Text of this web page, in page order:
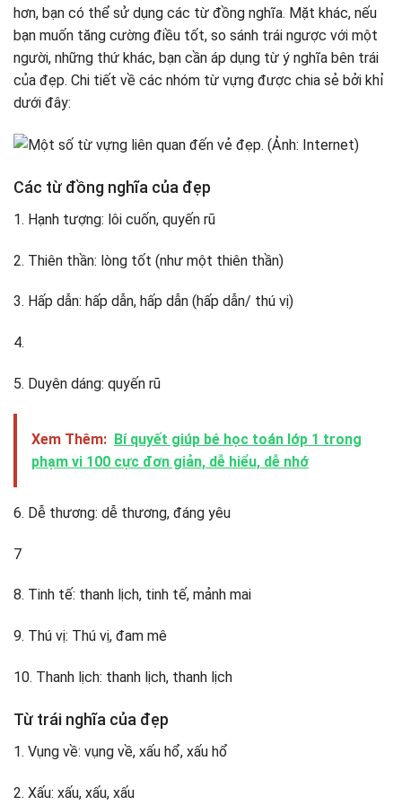
hơn, bạn có thể sử dụng các từ đồng nghĩa. Mặt khác, nếu
bạn muốn tăng cường điều tốt, so sánh trái ngược với một
người, những thứ khác, bạn cần áp dụng từ ý nghĩa bên trái
của đẹp. Chi tiết về các nhóm từ vựng được chia sẻ bởi khỉ
dưới đây:
Các từ đồng nghĩa của đẹp
1. Hạnh tượng: lôi cuốn, quyến rũ
2. Thiên thần: lòng tốt (như một thiên thần)
3. Hấp dẫn: hấp dẫn, hấp dẫn (hấp dẫn/ thú vị)
4.
5. Duyên dáng: quyến rũ
Xem Thêm: Bí quyết giúp bé học toán lớp 1 trong
phạm vi 100 cực đơn giản, dễ hiểu, dễ nhớ
6. Dễ thương: dễ thương, đáng yêu
7
8. Tinh tế: thanh lịch, tinh tế, mảnh mai
9. Thú vị: Thú vị, đam mê
10. Thanh lịch: thanh lịch, thanh lịch
Từ trái nghĩa của đẹp
1. Vụng về: vụng về, xấu hổ, xấu hổ
2. Xấu: xấu, xấu, xấu